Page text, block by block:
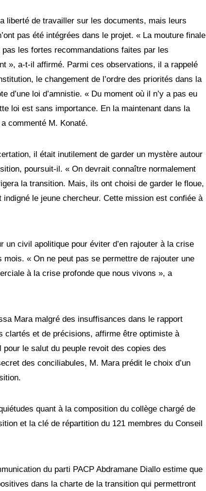
liberté de travailler sur les documents, mais leurs
pas été intégrées dans le projet. « La mouture finale
les fortes recommandations faites par les
», a-t-il affirmé. Parmi ces observations, il a rappelé
le changement de l’ordre des priorités dans la
d’une loi d’amnistie. « Du moment où il n’y a pas eu
loi est sans importance. En la maintenant dans la
commenté M. Konaté.
il était inutilement de garder un mystère autour
poursuit-il. « On devrait connaître normalement
la transition. Mais, ils ont choisi de garder le floue,
indigné le jeune chercheur. Cette mission est confiée à
un civil apolitique pour éviter d’en rajouter à la crise
« On ne peut pas se permettre de rajouter une
à la crise profonde que nous vivons », a
Mara malgré des insuffisances dans le rapport
clartés et de précisions, affirme être optimiste à
le salut du peuple revoit des copies des
des conciliabules, M. Mara prédit le choix d’un
quant à la composition du collège chargé de
et la clé de répartition du 121 membres du Conseil
du parti PACP Abdramane Diallo estime que
dans la charte de la transition qui permettront